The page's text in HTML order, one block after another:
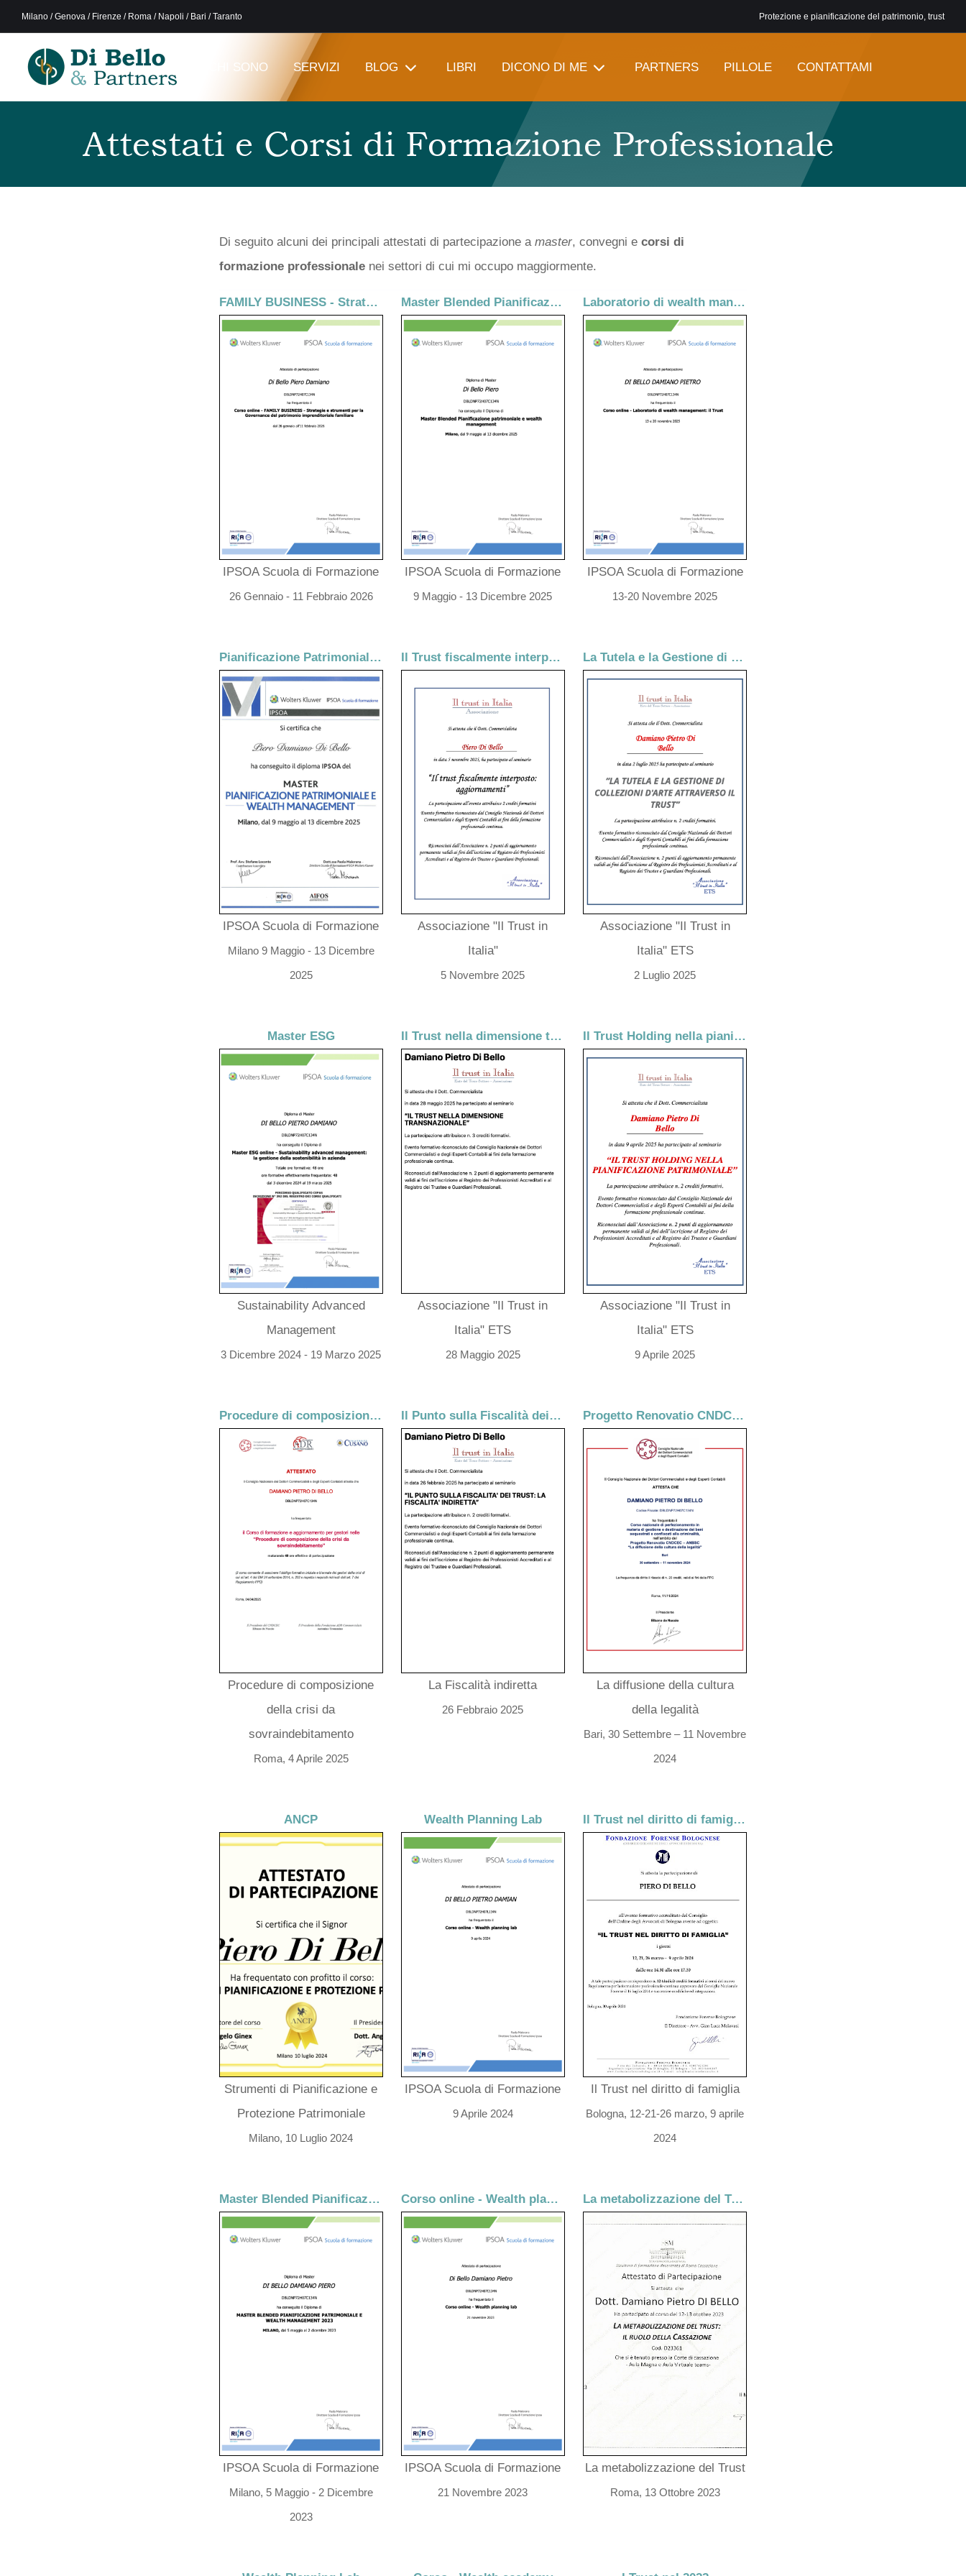
Milano / Genova / Firenze / Roma / Napoli / Bari / Taranto Protezione e pianificazione del patrimonio, trust
CHI SONO SERVIZI BLOG LIBRI DICONO DI ME PARTNERS PILLOLE CONTATTAMI
Attestati e Corsi di Formazione Professionale
Di seguito alcuni dei principali attestati di partecipazione a master, convegni e corsi di
formazione professionalenei settori di cui mi occupo maggiormente.
FAMILY BUSINESS - Strategie e strumenti per la Governance del patrimonio imprenditoriale familiare
IPSOA Scuola di Formazione
26 Gennaio - 11 Febbraio 2026
Master Blended Pianificazione patrimoniale e wealth management
IPSOA Scuola di Formazione
9 Maggio - 13 Dicembre 2025
Laboratorio di wealth management: il Trust
IPSOA Scuola di Formazione
13-20 Novembre 2025
Pianificazione Patrimoniale e Wealth Management
IPSOA Scuola di Formazione
Milano 9 Maggio - 13 Dicembre
2025
Il Trust fiscalmente interposto: aggiornamenti
Associazione "Il Trust in
Italia"
5 Novembre 2025
La Tutela e la Gestione di collezioni d'arte attraverso il Trust
Associazione "Il Trust in
Italia" ETS
2 Luglio 2025
Master ESG
Sustainability Advanced
Management
3 Dicembre 2024 - 19 Marzo 2025
Il Trust nella dimensione transnazionale
Associazione "Il Trust in
Italia" ETS
28 Maggio 2025
Il Trust Holding nella pianificazione patrimoniale
Associazione "Il Trust in
Italia" ETS
9 Aprile 2025
Procedure di composizione della crisi da sovraindebitamento
Procedure di composizione
della crisi da
sovraindebitamento
Roma, 4 Aprile 2025
Il Punto sulla Fiscalità dei Trust
La Fiscalità indiretta
26 Febbraio 2025
Progetto Renovatio CNDCEC – ANBSC
La diffusione della cultura
della legalità
Bari, 30 Settembre – 11 Novembre
2024
ANCP
Strumenti di Pianificazione e
Protezione Patrimoniale
Milano, 10 Luglio 2024
Wealth Planning Lab
IPSOA Scuola di Formazione
9 Aprile 2024
Il Trust nel diritto di famiglia
Il Trust nel diritto di famiglia
Bologna, 12-21-26 marzo, 9 aprile
2024
Master Blended Pianificazione Patrimoniale e Wealth Management
IPSOA Scuola di Formazione
Milano, 5 Maggio - 2 Dicembre
2023
Corso online - Wealth planning lab
IPSOA Scuola di Formazione
21 Novembre 2023
La metabolizzazione del Trust
La metabolizzazione del Trust
Roma, 13 Ottobre 2023